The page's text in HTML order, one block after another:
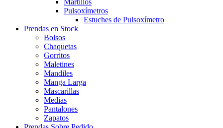
Martillos
Pulsoxímetros
Estuches de Pulsoxímetro
Prendas en Stock
Bolsos
Chaquetas
Gorritos
Maletines
Mandiles
Manga Larga
Mascarillas
Medias
Pantalones
Zapatos